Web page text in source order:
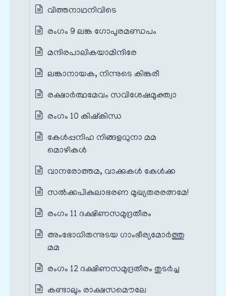
വിത്തനാഥനിവിടെ
രംഗം 9 ലങ്ക ഗോപുരമണ്ഡപം
മന്ദിരപാലികയാമിന്ദിരേ
ലങ്കാനായക, നിന്നുടെ കിങ്കരീ
രക്ഷാർത്ഥമേവം സവിശേഷമുക്ത്വാ
രംഗം 10 കിഷ്കിന്ധ
കേൾപ്പനിഹ നിങ്ങളധുനാ മമ
മൊഴികൾ
വാനരോത്തമ, വാക്കുകൾ കേൾക്ക
സൽക്കപികുലാഭരണ മുഖ്യതരരത്നമേ!
രംഗം 11 ദക്ഷിണസമുദ്രതീരം
അംഭോധിതന്നുടയ ഗാംഭീര്യമോര്‍ത്തു
മമ
രംഗം 12 ദക്ഷിണസമുദ്രതീരം തുടർച്ച
കണ്ടാലും രാക്ഷസമൌലേ